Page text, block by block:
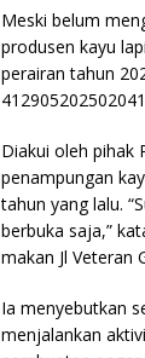
Meski belum
produsen kayu
perairan tahun
Diakui oleh pihak
penampungan
tahun yang lalu.
berbuka saja,”
makan Jl Veteran
Ia menyebutkan
menjalankan